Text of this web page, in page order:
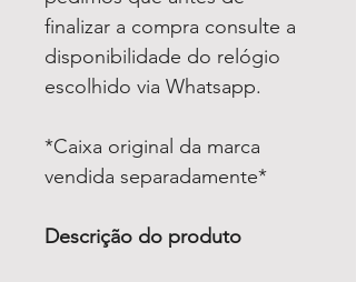
finalizar a compra consulte a
disponibilidade do relógio
escolhido via Whatsapp.
*Caixa original da marca
vendida separadamente*
Descrição do produto